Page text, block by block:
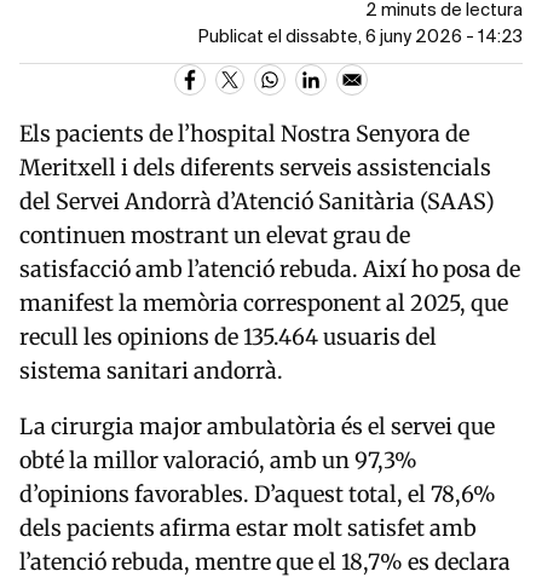
2 minuts de lectura
Publicat el dissabte, 6 juny 2026 - 14:23
Els pacients de l’hospital Nostra Senyora de
Meritxell i dels diferents serveis assistencials
del Servei Andorrà d’Atenció Sanitària (SAAS)
continuen mostrant un elevat grau de
satisfacció amb l’atenció rebuda. Així ho posa de
manifest la memòria corresponent al 2025, que
recull les opinions de 135.464 usuaris del
sistema sanitari andorrà.
La cirurgia major ambulatòria és el servei que
obté la millor valoració, amb un 97,3%
d’opinions favorables. D’aquest total, el 78,6%
dels pacients afirma estar molt satisfet amb
l’atenció rebuda, mentre que el 18,7% es declara